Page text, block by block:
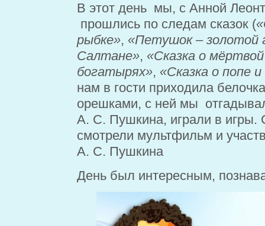
В этот день мы, с Анной
прошлись по следам сказок (
рыбке», «Петушок – золотой
Салтане», «Сказка о
богатырях», «Сказка о попе
нам в гости приходила
орешками, с ней мы
А. С. Пушкина, играли в игры.
смотрели мультфильм и
А. С. Пушкина
День был интересным,